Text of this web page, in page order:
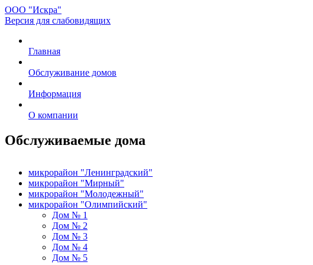
ООО "Искра"
Версия для слабовидящих
Главная
Обслуживание домов
Информация
О компании
Обслуживаемые дома
микрорайон "Ленинградский"
микрорайон "Мирный"
микрорайон "Молодежный"
микрорайон "Олимпийский"
Дом № 1
Дом № 2
Дом № 3
Дом № 4
Дом № 5